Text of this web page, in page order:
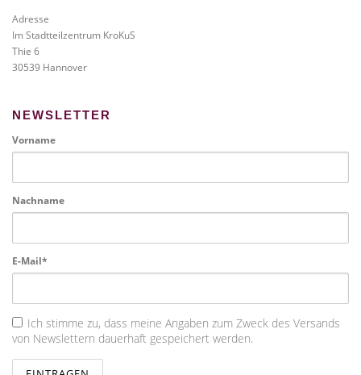
Adresse
Im Stadtteilzentrum KroKuS
Thie 6
30539 Hannover
NEWSLETTER
Vorname
Nachname
E-Mail*
Ich stimme zu, dass meine Angaben zum Zweck des Versands
von Newslettern dauerhaft gespeichert werden.